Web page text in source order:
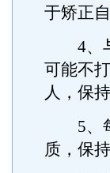
于矫正
4、与
可能不
人，保
5、每
质，保